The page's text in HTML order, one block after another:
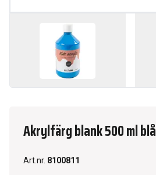
Akrylfärg blank 500 ml blå
Art.nr. 8100811